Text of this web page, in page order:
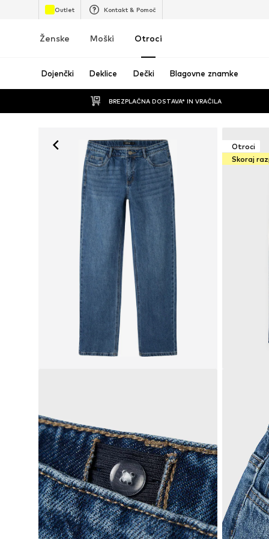
Outlet Kontakt & Pomoč
Ženske Moški Otroci
Dojenčki Deklice Dečki Blagovne znamke
BREZPLAČNA DOSTAVA* IN VRAČILA
Otroci
Skoraj